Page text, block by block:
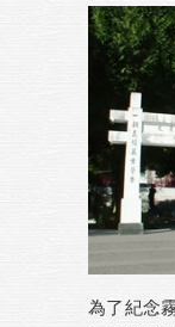
為了紀念